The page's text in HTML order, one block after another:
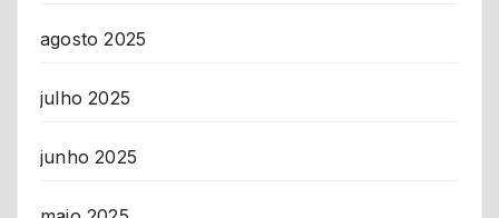
agosto 2025
julho 2025
junho 2025